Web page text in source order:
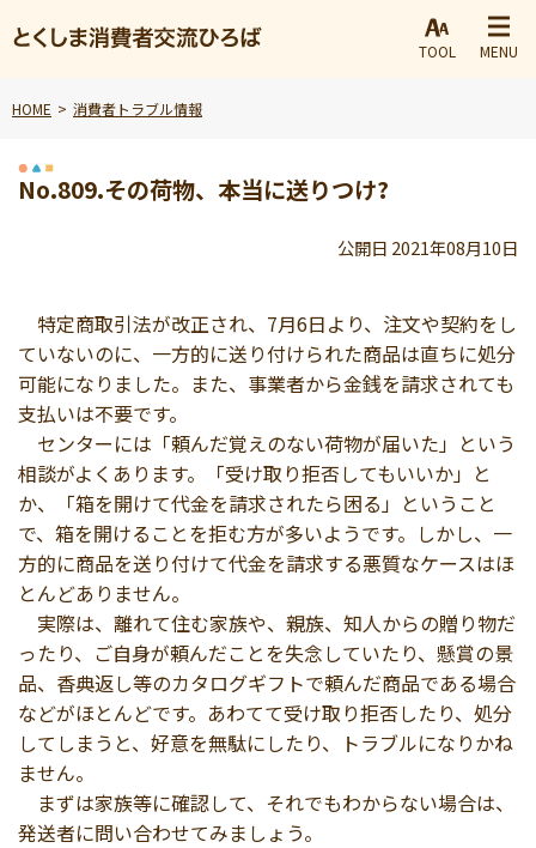
TOOL MENU
HOME 消費者トラブル情報
No.809.その荷物、本当に送りつけ?
公開日 2021年08月10日
特定商取引法が改正され、7月6日より、注文や契約をし
ていないのに、一方的に送り付けられた商品は直ちに処分
可能になりました。また、事業者から金銭を請求されても
支払いは不要です。
センターには「頼んだ覚えのない荷物が届いた」という
相談がよくあります。「受け取り拒否してもいいか」と
か、「箱を開けて代金を請求されたら困る」ということ
で、箱を開けることを拒む方が多いようです。しかし、一
方的に商品を送り付けて代金を請求する悪質なケースはほ
とんどありません。
実際は、離れて住む家族や、親族、知人からの贈り物だ
ったり、ご自身が頼んだことを失念していたり、懸賞の景
品、香典返し等のカタログギフトで頼んだ商品である場合
などがほとんどです。あわてて受け取り拒否したり、処分
してしまうと、好意を無駄にしたり、トラブルになりかね
ません。
まずは家族等に確認して、それでもわからない場合は、
発送者に問い合わせてみましょう。